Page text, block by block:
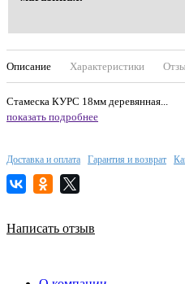
Описание Характеристики
Стамеска КУРС 18мм деревянная...
показать подробнее
Доставка и оплата Гарантия и возврат
Написать отзыв